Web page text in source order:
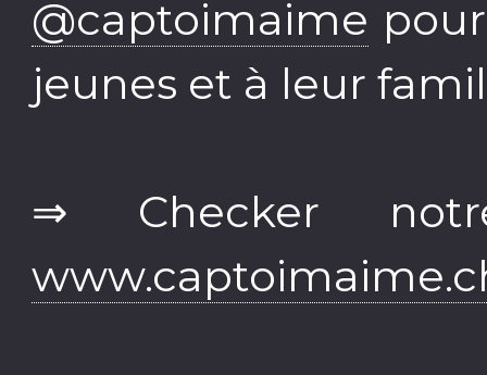
@captoimaime
jeunes et à leur
⇒ Checker